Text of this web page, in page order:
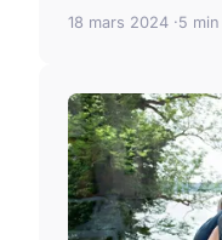
18 mars 2024 5